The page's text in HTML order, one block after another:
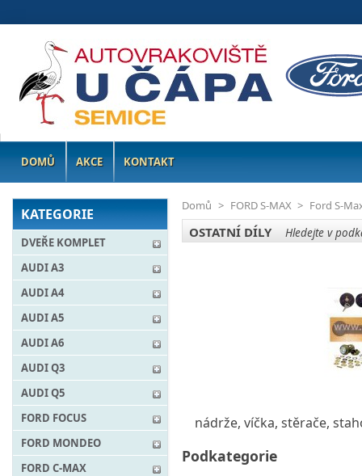
DOMŮ AKCE KONTAKT
KATEGORIE
DVEŘE KOMPLET
AUDI A3
AUDI A4
AUDI A5
AUDI A6
AUDI Q3
AUDI Q5
FORD FOCUS
FORD MONDEO
FORD C-MAX
Domů > FORD S-MAX > Ford S-
OSTATNÍ DÍLY Hledejte v
nádrže, víčka, stěrače,
Podkategorie